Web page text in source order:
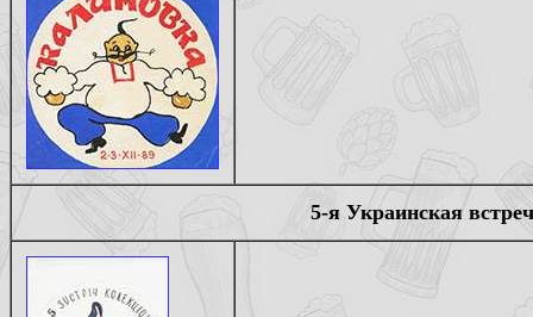
5-я Украинская